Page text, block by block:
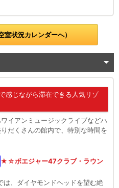
室状況カレンダーへ）
感じながら滞在できる人気リゾ
イアンミュージックライブなどハ
だくさんの館内で、特別な時間を
★☆ボエジャー47クラブ・ラウン
は、ダイヤモンドヘッドを望む絶